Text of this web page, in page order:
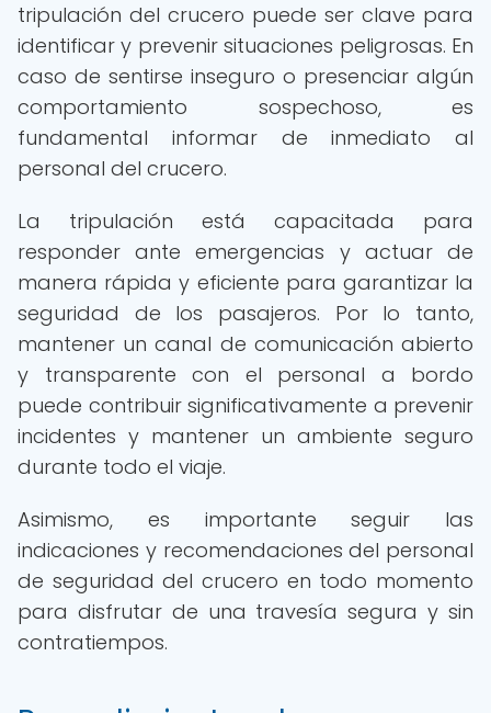
tripulación del crucero puede ser clave para
identificar y prevenir situaciones peligrosas. En
caso de sentirse inseguro o presenciar algún
comportamiento sospechoso, es
fundamental informar de inmediato al
personal del crucero.
La tripulación está capacitada para
responder ante emergencias y actuar de
manera rápida y eficiente para garantizar la
seguridad de los pasajeros. Por lo tanto,
mantener un canal de comunicación abierto
y transparente con el personal a bordo
puede contribuir significativamente a prevenir
incidentes y mantener un ambiente seguro
durante todo el viaje.
Asimismo, es importante seguir las
indicaciones y recomendaciones del personal
de seguridad del crucero en todo momento
para disfrutar de una travesía segura y sin
contratiempos.